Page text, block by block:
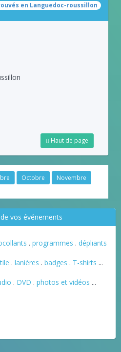
en Languedoc-roussillon
Haut de page
Octobre
Novembre
vos événements
. programmes . dépliants
. lanières . badges . T-shirts ...
. DVD . photos et vidéos ...